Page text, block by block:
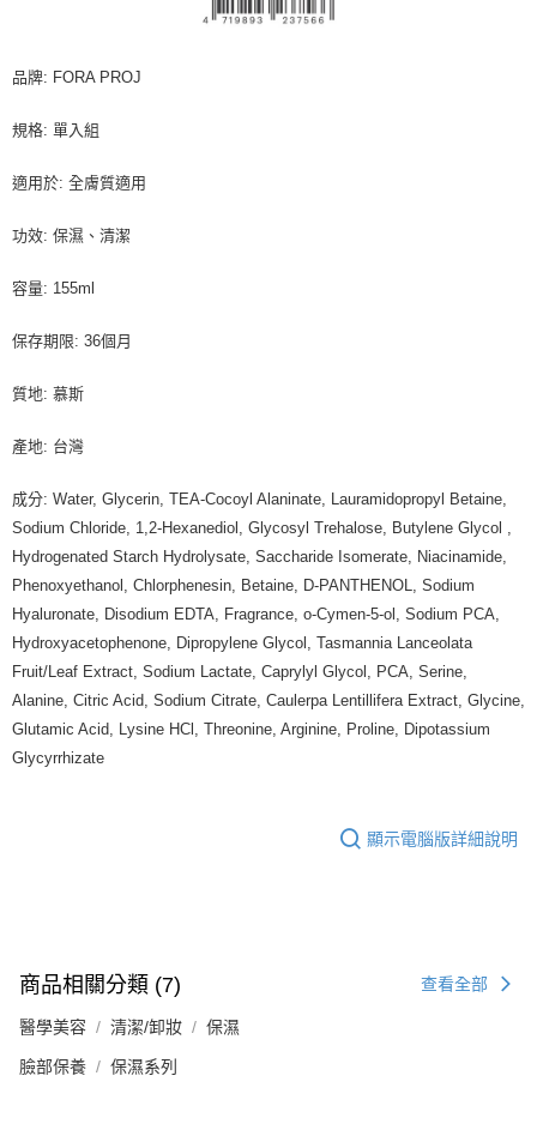
品牌: FORA PROJ
規格: 單入組
適用於: 全膚質適用
功效: 保濕、清潔
容量: 155ml
保存期限: 36個月
質地: 慕斯
產地: 台灣
成分: Water, Glycerin, TEA-Cocoyl Alaninate, Lauramidopropyl Betaine,
Sodium Chloride, 1,2-Hexanediol, Glycosyl Trehalose, Butylene Glycol ,
Hydrogenated Starch Hydrolysate, Saccharide Isomerate, Niacinamide,
Phenoxyethanol, Chlorphenesin, Betaine, D-PANTHENOL, Sodium
Hyaluronate, Disodium EDTA, Fragrance, o-Cymen-5-ol, Sodium PCA,
Hydroxyacetophenone, Dipropylene Glycol, Tasmannia Lanceolata
Fruit/Leaf Extract, Sodium Lactate, Caprylyl Glycol, PCA, Serine,
Alanine, Citric Acid, Sodium Citrate, Caulerpa Lentillifera Extract, Glycine,
Glutamic Acid, Lysine HCl, Threonine, Arginine, Proline, Dipotassium
Glycyrrhizate
顯示電腦版詳細說明
商品相關分類 (7) 查看全部
醫學美容 清潔/卸妝 保濕
臉部保養 保濕系列